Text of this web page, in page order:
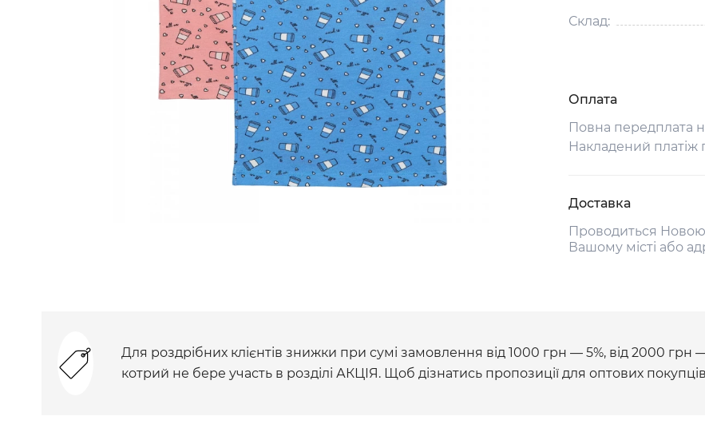
Склад:
Оплата
Повна передплата
Накладений платіж
Доставка
Проводиться
Вашому місті або
Для роздрібних клієнтів знижки при сумі замовлення від 1000 грн — 5%, від 2000 грн
котрий не бере участь в розділі АКЦІЯ. Щоб дізнатись пропозиції для оптових